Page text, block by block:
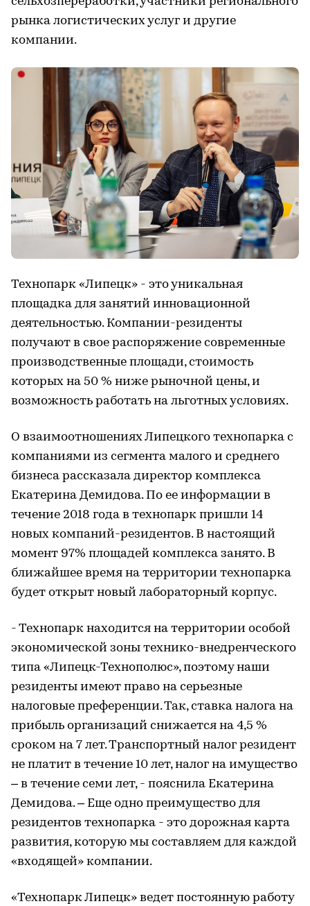
рынка логистических услуг и другие
компании.
Технопарк «Липецк» - это уникальная
площадка для занятий инновационной
деятельностью. Компании-резиденты
получают в свое распоряжение современные
производственные площади, стоимость
которых на 50 % ниже рыночной цены, и
возможность работать на льготных условиях.
О взаимоотношениях Липецкого технопарка с
компаниями из сегмента малого и среднего
бизнеса рассказала директор комплекса
Екатерина Демидова. По ее информации в
течение 2018 года в технопарк пришли 14
новых компаний-резидентов. В настоящий
момент 97% площадей комплекса занято. В
ближайшее время на территории технопарка
будет открыт новый лабораторный корпус.
- Технопарк находится на территории особой
экономической зоны технико-внедренческого
типа «Липецк-Технополюс», поэтому наши
резиденты имеют право на серьезные
налоговые преференции. Так, ставка налога на
прибыль организаций снижается на 4,5 %
сроком на 7 лет. Транспортный налог резидент
не платит в течение 10 лет, налог на имущество
– в течение семи лет, - пояснила Екатерина
Демидова. – Еще одно преимущество для
резидентов технопарка - это дорожная карта
развития, которую мы составляем для каждой
«входящей» компании.
«Технопарк Липецк» ведет постоянную работу